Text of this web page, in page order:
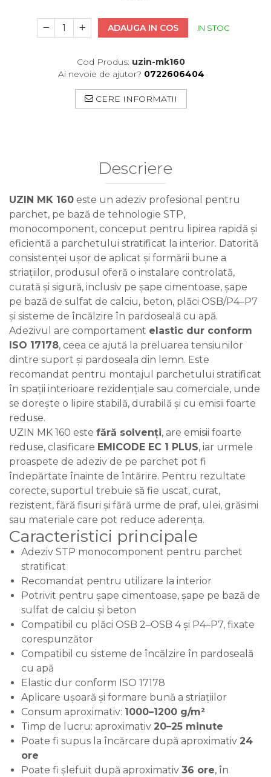
ADAUGA IN COS IN STOC
Cod Produs: uzin-mk160
Ai nevoie de ajutor? 0722606404
CERE INFORMATII
Descriere
UZIN MK 160 este un adeziv profesional pentru
parchet, pe bază de tehnologie STP,
monocomponent, conceput pentru lipirea rapidă și
eficientă a parchetului stratificat la interior. Datorită
consistenței ușor de aplicat și formării bune a
striațiilor, produsul oferă o instalare controlată,
curată și sigură, inclusiv pe șape cimentoase, șape
pe bază de sulfat de calciu, beton, plăci OSB/P4–P7
și sisteme de încălzire în pardoseală cu apă.
Adezivul are comportament elastic dur conform
ISO 17178, ceea ce ajută la preluarea tensiunilor
dintre suport și pardoseala din lemn. Este
recomandat pentru montajul parchetului stratificat
în spații interioare rezidențiale sau comerciale, unde
se dorește o lipire stabilă, durabilă și cu emisii foarte
reduse.
UZIN MK 160 este fără solvenți, are emisii foarte
reduse, clasificare EMICODE EC 1 PLUS, iar urmele
proaspete de adeziv de pe parchet pot fi
îndepărtate înainte de întărire. Pentru rezultate
corecte, suportul trebuie să fie uscat, curat,
rezistent, fără fisuri și fără urme de praf, ulei, grăsimi
sau materiale care pot reduce aderența.
Caracteristici principale
Adeziv STP monocomponent pentru parchet
stratificat
Recomandat pentru utilizare la interior
Potrivit pentru șape cimentoase, șape pe bază de
sulfat de calciu și beton
Compatibil cu plăci OSB 2–OSB 4 și P4–P7, fixate
corespunzător
Compatibil cu sisteme de încălzire în pardoseală
cu apă
Elastic dur conform ISO 17178
Aplicare ușoară și formare bună a striațiilor
Consum aproximativ: 1000–1200 g/m²
Timp de lucru: aproximativ 20–25 minute
Poate fi supus la încărcare după aproximativ 24
ore
Poate fi șlefuit după aproximativ 36 ore, în